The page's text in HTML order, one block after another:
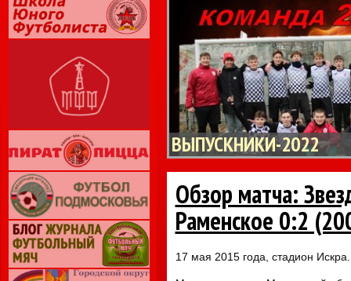
ВЫПУСКНИКИ-2022
Обзор матча:
Раменское 0:2
17 мая 2015 года, стадион Искра.